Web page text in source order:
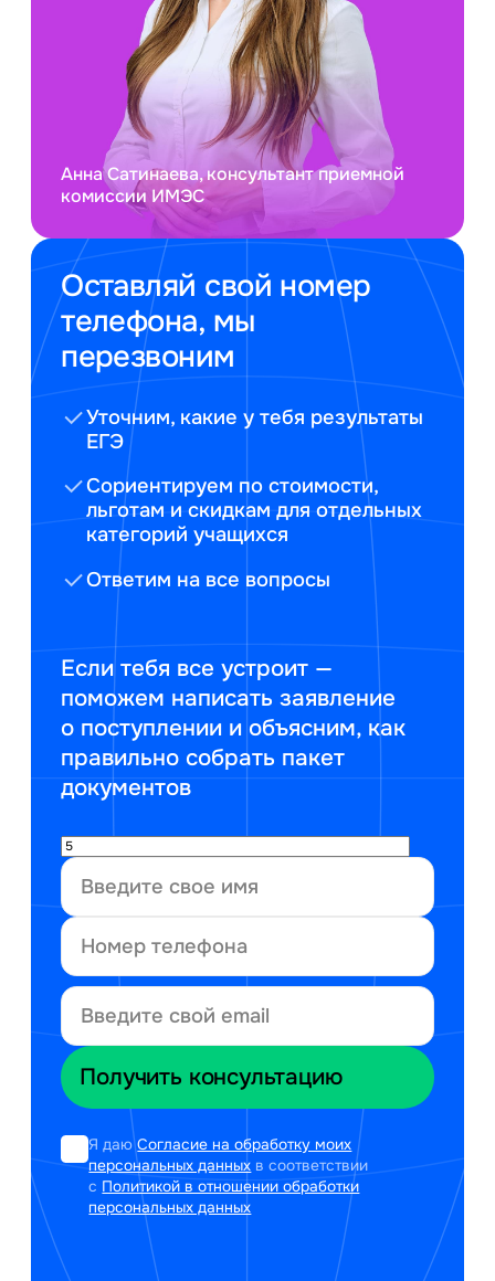
Оставляй свой номер
телефона, мы
перезвоним
Уточним, какие у тебя результаты
ЕГЭ
Сориентируем по стоимости,
льготам и скидкам для отдельных
категорий учащихся
Ответим на все вопросы
Если тебя все устроит —
поможем написать заявление
о поступлении и объясним, как
правильно собрать пакет
документов
Я даюСогласие на обработку моих
персональных данных в соответствии
с Политикой в отношении обработки
персональных данных
Анна Сатинаева, консультант приемной
комиссии ИМЭС